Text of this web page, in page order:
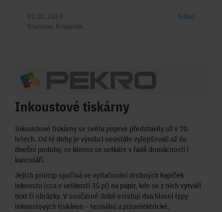
02.01.2024
Stanislav Kropáček
Sdílet
Inkoustové tiskárny
Inkoustové tiskárny se světu poprvé představily už v 70.
letech. Od té doby je výrobci neustále vylepšovali až do
dnešní podoby, se kterou se setkáte v řadě domácností i
kanceláří.
Jejich princip spočívá ve vytlačování drobných kapiček
inkoustu (cca o velikosti 35 pl) na papír, kde se z nich vytváří
text či obrázky. V současné době existují dva hlavní typy
inkoustových tiskáren – termální a pizoelektrické.